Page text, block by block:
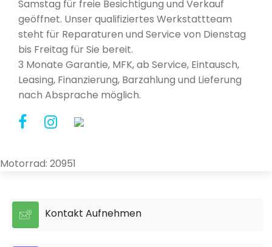
Samstag für freie Besichtigung und Verkauf
geöffnet. Unser qualifiziertes Werkstattteam
steht für Reparaturen und Service von Dienstag
bis Freitag für Sie bereit.
3 Monate Garantie, MFK, ab Service, Eintausch,
Leasing, Finanzierung, Barzahlung und Lieferung
nach Absprache möglich.
Motorrad: 20951
Kontakt Aufnehmen